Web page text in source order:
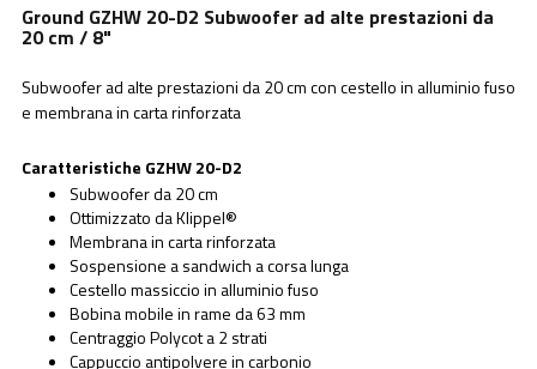
Ground GZHW 20-D2 Subwoofer ad alte prestazioni da
20 cm / 8"
Subwoofer ad alte prestazioni da 20 cm con cestello in alluminio fuso
e membrana in carta rinforzata
Caratteristiche GZHW 20-D2
Subwoofer da 20 cm
Ottimizzato da Klippel®
Membrana in carta rinforzata
Sospensione a sandwich a corsa lunga
Cestello massiccio in alluminio fuso
Bobina mobile in rame da 63 mm
Centraggio Polycot a 2 strati
Cappuccio antipolvere in carbonio